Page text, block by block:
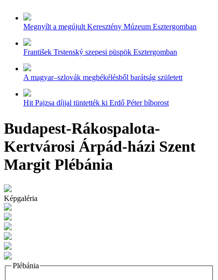
Megnyílt a megújult Keresztény Múzeum Esztergomban
František Trstenský szepesi püspök Esztergomban
A magyar–szlovák megbékélésből barátság született
Hit Pajzsa díjjal tüntették ki Erdő Péter bíborost
Budapest-Rákospalota-
Kertvárosi Árpád-házi Szent
Margit Plébánia
Képgaléria
Plébánia